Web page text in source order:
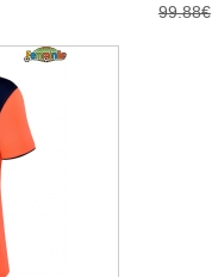
99.88€